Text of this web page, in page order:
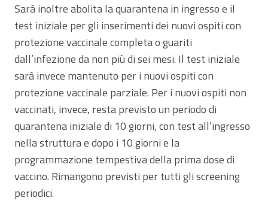
Sarà inoltre abolita la quarantena in ingresso e il
test iniziale per gli inserimenti dei nuovi ospiti con
protezione vaccinale completa o guariti
dall’infezione da non più di sei mesi. Il test iniziale
sarà invece mantenuto per i nuovi ospiti con
protezione vaccinale parziale. Per i nuovi ospiti non
vaccinati, invece, resta previsto un periodo di
quarantena iniziale di 10 giorni, con test all’ingresso
nella struttura e dopo i 10 giorni e la
programmazione tempestiva della prima dose di
vaccino. Rimangono previsti per tutti gli screening
periodici.